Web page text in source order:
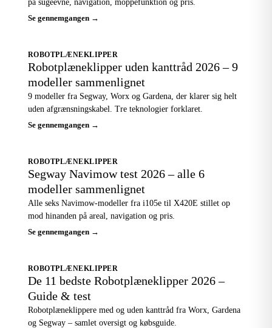
på sugeevne, navigation, moppefunktion og pris.
Se gennemgangen →
ROBOTPLÆNEKLIPPER
Robotplæneklipper uden kanttråd 2026 – 9
modeller sammenlignet
9 modeller fra Segway, Worx og Gardena, der klarer sig helt
uden afgrænsningskabel. Tre teknologier forklaret.
Se gennemgangen →
ROBOTPLÆNEKLIPPER
Segway Navimow test 2026 – alle 6
modeller sammenlignet
Alle seks Navimow-modeller fra i105e til X420E stillet op
mod hinanden på areal, navigation og pris.
Se gennemgangen →
ROBOTPLÆNEKLIPPER
De 11 bedste Robotplæneklipper 2026 –
Guide & test
Robotplæneklippere med og uden kanttråd fra Worx, Gardena
og Segway – samlet oversigt og købsguide.